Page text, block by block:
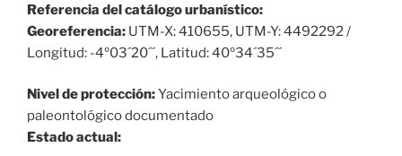
Referencia del catálogo urbanístico:
Georeferencia: UTM-X: 410655, UTM-Y: 4492292 /
Longitud: -4º03´20´´, Latitud: 40º34´35´´
Nivel de protección:Yacimiento arqueológico o
paleontológico documentado
Estado actual: